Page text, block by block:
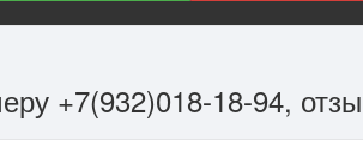
+7(932)018-18-94,